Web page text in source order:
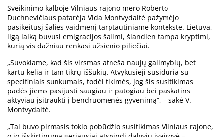
Sveikinimo kalboje Vilniaus rajono mero Roberto
Duchnevičiaus patarėja Vida Montvydaitė pažymėjo
pasikeitusį šalies vaidmenį tarptautiniame kontekste. Lietuva,
ilgą laiką buvusi emigracijos šalimi, šiandien tampa kryptimi,
kurią vis dažniau renkasi užsienio piliečiai.
„Suvokiame, kad šis virsmas atneša naujų galimybių, bet
kartu kelia ir tam tikrų iššūkių. Atvykusieji susiduria su
specifiniais sunkumais, todėl tikimės, jog šis susitikimas
padės jiems pasijusti saugiau ir patogiau bei paskatins
aktyviau įsitraukti į bendruomenės gyvenimą“, – sakė V.
Montvydaitė.
„Tai buvo pirmasis tokio pobūdžio susitikimas Vilniaus rajone,